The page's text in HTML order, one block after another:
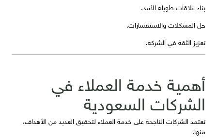
بناء علاقات طويلة الأمد.
حل المشكلات والاستفسارات.
تعزيز الثقة في الشركة.
أهمية خدمة العملاء في
الشركات السعودية
تعتمد الشركات الناجحة على خدمة العملاء لتحقيق العديد من الأهداف،
منها: